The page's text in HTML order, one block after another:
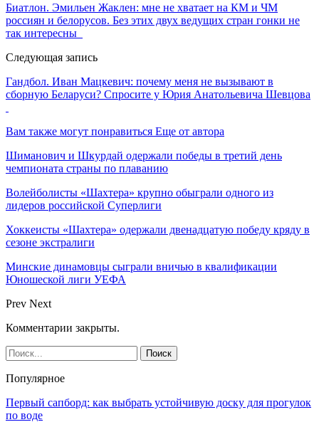
Биатлон. Эмильен Жаклен: мне не хватает на КМ и ЧМ
россиян и белорусов. Без этих двух ведущих стран гонки не
так интересны
Следующая запись
Гандбол. Иван Мацкевич: почему меня не вызывают в
сборную Беларуси? Спросите у Юрия Анатольевича Шевцова
Вам также могут понравиться Еще от автора
Шиманович и Шкурдай одержали победы в третий день
чемпионата страны по плаванию
Волейболисты «Шахтера» крупно обыграли одного из
лидеров российской Суперлиги
Хоккеисты «Шахтера» одержали двенадцатую победу кряду в
сезоне экстралиги
Минские динамовцы сыграли вничью в квалификации
Юношеской лиги УЕФА
Prev Next
Комментарии закрыты.
Популярное
Первый сапборд: как выбрать устойчивую доску для прогулок
по воде